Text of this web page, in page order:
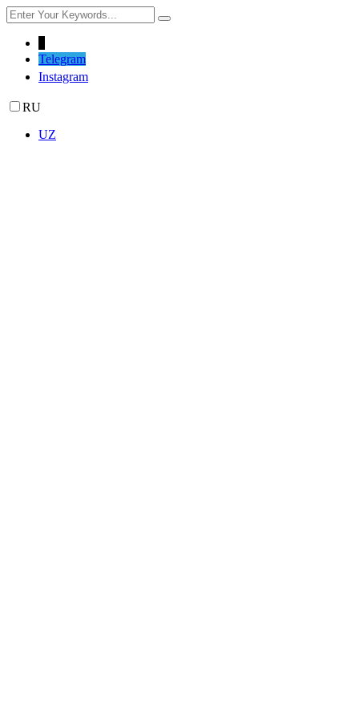
Telegram
Instagram
RU
UZ